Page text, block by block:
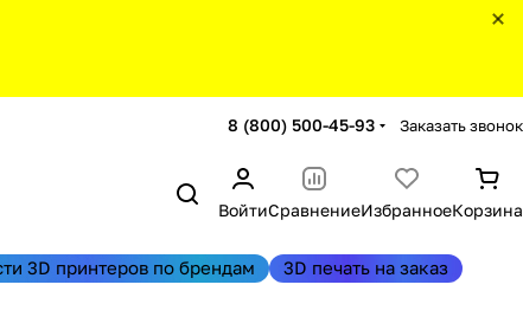
8 (800) 500-45-93 Заказать звонок
ВойтиСравнениеИзбранноеКорзина
3D принтеров по брендам 3D печать на заказ